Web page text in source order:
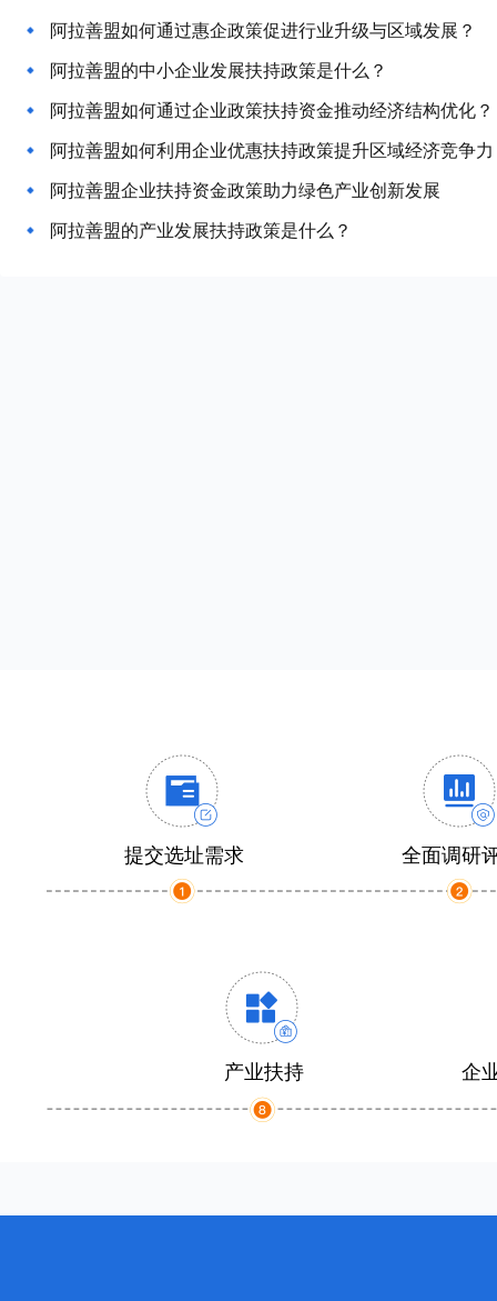
阿拉善盟如何通过惠企政策促进行业升级与区域发展？
阿拉善盟的中小企业发展扶持政策是什么？
阿拉善盟如何通过企业政策扶持资金推动经济结构优化？
阿拉善盟如何利用企业优惠扶持政策提升区域经济竞争
阿拉善盟企业扶持资金政策助力绿色产业创新发展
阿拉善盟的产业发展扶持政策是什么？
提交选址需求 全面调研
产业扶持 企